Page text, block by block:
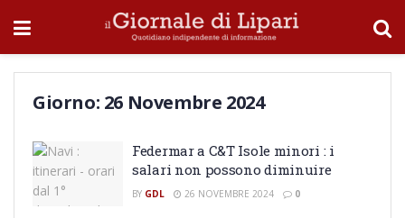
Giorno: 26 Novembre 2024
Federmar a C&T Isole minori : i
salari non possono diminuire
BY GDL 26 NOVEMBRE 2024 0